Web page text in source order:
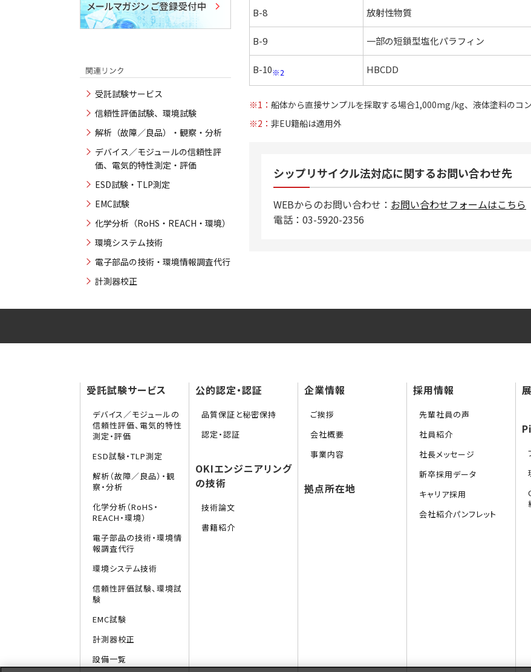
B-8 放射性物質
B-9 一部の短鎖型塩化パラフィン
B-10※2 HBCDD
※1： 船体から直接サンプルを採取する場合1,000mg/kg、液体塗料のコ
※2： 非EU籍船は適用外
シップリサイクル法対応に関するお問い合わせ先
WEBからのお問い合わせ： お問い合わせフォームはこちら
電話：03-5920-2356
受託試験サービス
信頼性評価試験、環境試験
解析（故障／良品）・観察・分析
デバイス／モジュールの信頼性評
価、電気的特性測定・評価
ESD試験・TLP測定
EMC試験
化学分析（RoHS・REACH・環境）
環境システム技術
電子部品の技術・環境情報調査代行
計測器校正
受託試験サービス
デバイス／モジュールの
信頼性評価、電気的特性
測定・評価
ESD試験・TLP測定
解析（故障／良品）・観
察・分析
化学分析（RoHS・
REACH・環境）
電子部品の技術・環境情
報調査代行
環境システム技術
信頼性評価試験、環境試
験
EMC試験
計測器校正
設備一覧
公的認定・認証
品質保証と秘密保持
認定・認証
OKIエンジニアリング
の技術
技術論文
書籍紹介
企業情報
ご挨拶
会社概要
事業内容
拠点所在地
採用情報
先輩社員の声
社員紹介
社長メッセージ
新卒採用データ
キャリア採用
会社紹介パンフレット